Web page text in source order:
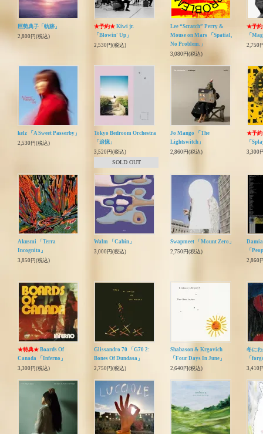
巨勢典子「軌跡」
2,800円(税込)
★予約★ Kiwi jr.
「Blowin' Up」
2,530円(税込)
Lee “Scratch” Perry &
Mouse on Mars 「Spatial,
No Problem.」
3,080円(税込)
★予
「
2,750
kelz 「A Sweet Passerby」
2,530円(税込)
Tokyo Bedroom Orchestra
「追憶」
3,520円(税込)
SOLD OUT
Jo Mango 「The
Lightswitch」
2,860円(税込)
★予
「
3,300
Akusmi 「Terra
Incognita」
3,850円(税込)
Walm 「Cabin」
3,000円(税込)
Swapmeet 「Mount Zero」
2,750円(税込)
「
2,860
★特典★ Boards Of
Canada 「Inferno」
3,300円(税込)
Glissandro 70 「G70 2:
Bones Of Dundasa」
2,750円(税込)
Shabason & Krgovich
「Four Days In June」
2,640円(税込)
冬に
「
3,410